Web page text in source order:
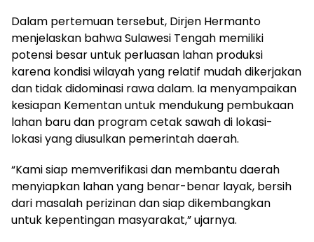
Dalam pertemuan tersebut, Dirjen Hermanto
menjelaskan bahwa Sulawesi Tengah memiliki
potensi besar untuk perluasan lahan produksi
karena kondisi wilayah yang relatif mudah dikerjakan
dan tidak didominasi rawa dalam. Ia menyampaikan
kesiapan Kementan untuk mendukung pembukaan
lahan baru dan program cetak sawah di lokasi-
lokasi yang diusulkan pemerintah daerah.
“Kami siap memverifikasi dan membantu daerah
menyiapkan lahan yang benar-benar layak, bersih
dari masalah perizinan dan siap dikembangkan
untuk kepentingan masyarakat,” ujarnya.